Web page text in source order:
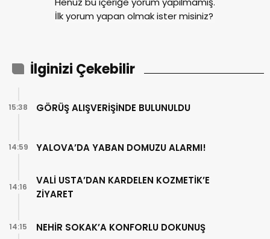
İlk yorum yapan olmak ister misiniz?
İlginizi Çekebilir
GÖRÜŞ ALIŞVERİŞİNDE BULUNULDU
15:38
YALOVA’DA YABAN DOMUZU ALARMI!
14:59
VALİ USTA’DAN KARDELEN KOZMETİK’E
ZİYARET
14:16
NEHİR SOKAK’A KONFORLU DOKUNUŞ
14:15